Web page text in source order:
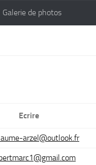
Galerie de photos
Ecrire